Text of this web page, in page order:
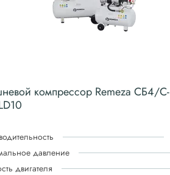
компрессор Remeza СБ4/C-
давление
двигателя